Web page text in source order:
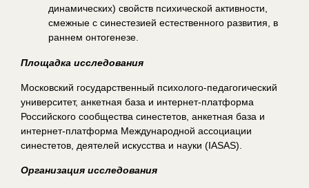
динамических) свойств психической активности,
смежные с синестезией естественного развития, в
раннем онтогенезе.
Площадка исследования
Московский государственный психолого-педагогический
университет, анкетная база и интернет-платформа
Российского сообщества синеcтетов, анкетная база и
интернет-платформа Международной ассоциации
синестетов, деятелей искусства и науки (IASAS).
Организация исследования